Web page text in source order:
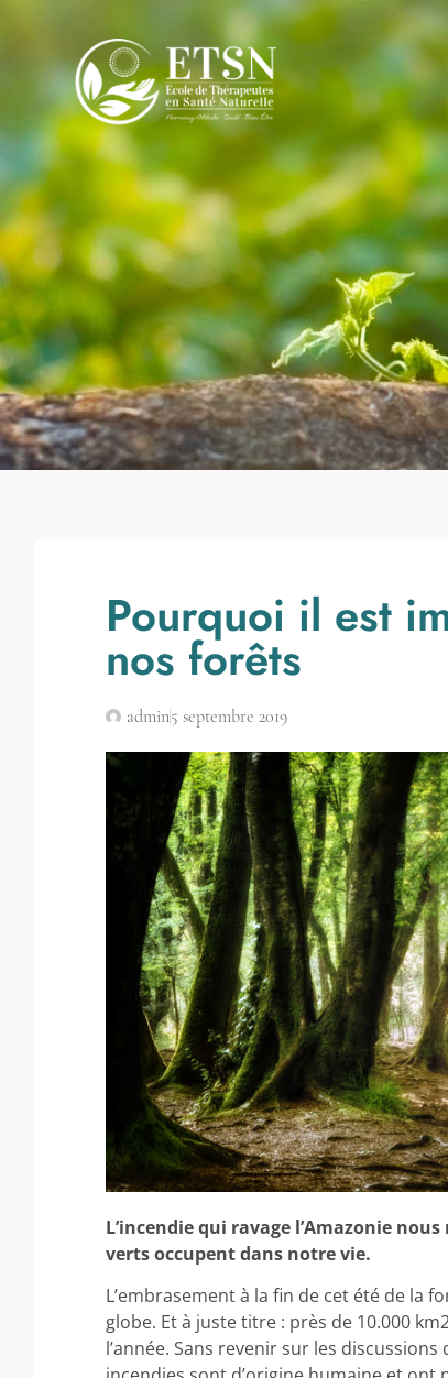
Pourquoi il est
nos forêts
admin5 septembre 2019
L’incendie qui ravage l’Amazonie
verts occupent dans notre vie.
L’embrasement à la fin de cet été de la
globe. Et à juste titre : près de 10.000
l’année. Sans revenir sur les